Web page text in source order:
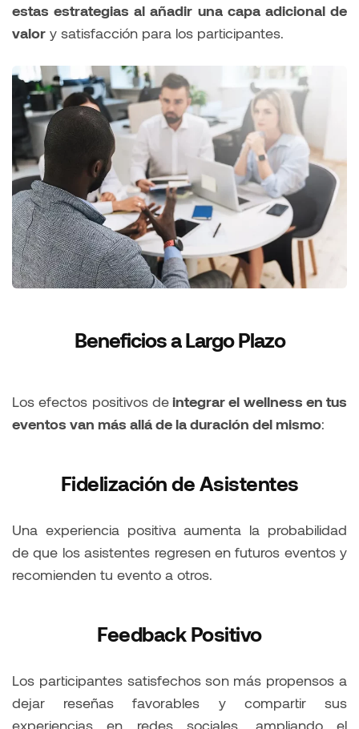
estas estrategias al añadir una capa adicional de
valor y satisfacción para los participantes.
Beneficios a Largo Plazo
Los efectos positivos deintegrar el wellness en tus
eventos van más allá de la duración del mismo:
Fidelización de Asistentes
Una experiencia positiva aumenta la probabilidad
de que los asistentes regresen en futuros eventos y
recomienden tu evento a otros.
Feedback Positivo
Los participantes satisfechos son más propensos a
dejar reseñas favorables y compartir sus
experiencias en redes sociales, ampliando el